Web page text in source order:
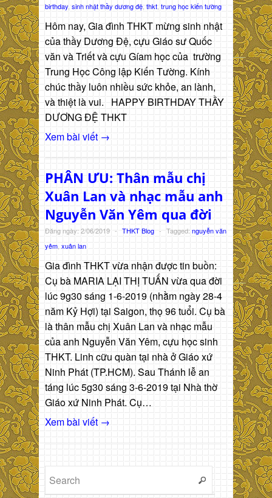
birthday, sinh nhật thầy dương đệ thkt trung học kiến tường
Hôm nay, Gia đình THKT mừng sinh nhật
của thầy Dương Đệ, cựu Giáo sư Quốc
văn và Triết và cựu Gíam học của trường
Trung Học Công lập Kiến Tường. Kính
chúc thầy luôn nhiều sức khỏe, an lành,
và thiệt là vui. HAPPY BIRTHDAY THẦY
DƯƠNG ĐỆ THKT
Xem bài viết →
PHÂN ƯU: Thân mẫu chị
Xuân Lan và nhạc mẫu anh
Nguyễn Văn Yêm qua đời
Đăng ngày: 2/06/2019 - THKT Blog - Tagged:nguyễn văn
yêm xuân lan
Gia đình THKT vừa nhận được tin buồn:
Cụ bà MARIA LẠI THỊ TUẤN vừa qua đời
lúc 9g30 sáng 1-6-2019 (nhằm ngày 28-4
năm Kỷ Hợi) tại Saigon, thọ 96 tuổi. Cụ bà
là thân mẫu chị Xuân Lan và nhạc mẫu
của anh Nguyễn Văn Yêm, cựu học sinh
THKT. Linh cữu quàn tại nhà ở Giáo xứ
Ninh Phát (TP.HCM). Sau Thánh lễ an
táng lúc 5g30 sáng 3-6-2019 tại Nhà thờ
Giáo xứ Ninh Phát. Cụ…
Xem bài viết →